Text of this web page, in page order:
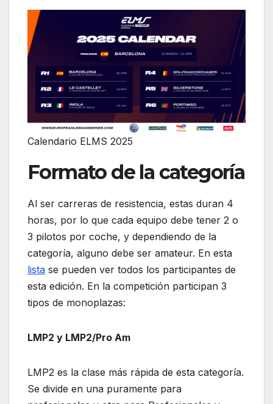
Calendario ELMS 2025
Formato de la categoría
Al ser carreras de resistencia, estas duran 4
horas, por lo que cada equipo debe tener 2 o
3 pilotos por coche, y dependiendo de la
categoría, alguno debe ser amateur. En esta
lista se pueden ver todos los participantes de
esta edición. En la competición participan 3
tipos de monoplazas:
LMP2 y LMP2/Pro Am
LMP2 es la clase más rápida de esta categoría.
Se divide en una puramente para